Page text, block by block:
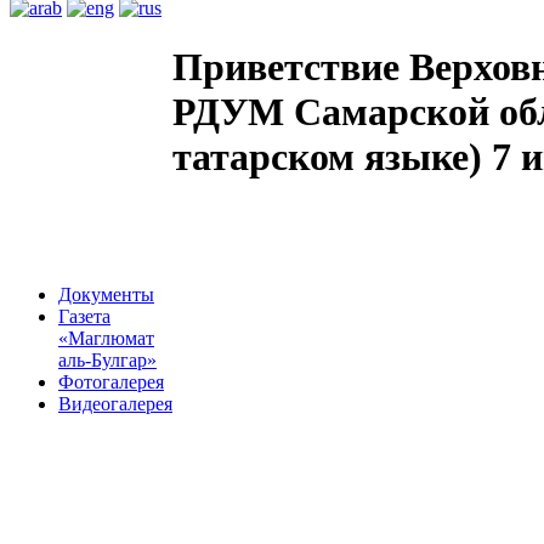
Документы
Газета
«Маглюмат
аль-Булгар»
Фотогалерея
Видеогалерея
Приветствие
РДУМ Самарской
татарском языке) 7